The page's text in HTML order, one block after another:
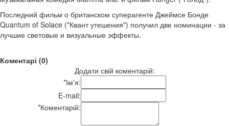
Последний фильм о британском суперагенте Джеймсе Бонде
Quantum of Solace ("Квант утешения") получил две номинации - за
лучшие световые и визуальные эффекты.
Коментарі (0)
Додати свій коментарій:
*Ім'я:
E-mail:
*Коментарій: